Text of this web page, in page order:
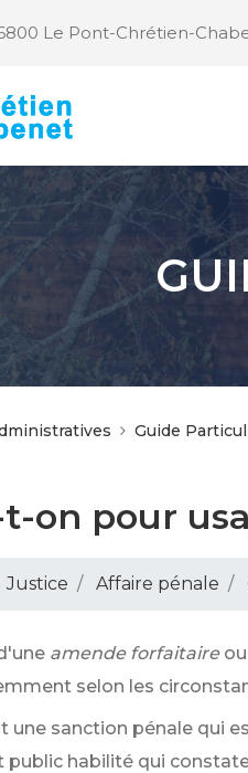
Le Pont-Chrétien-
Guide
on pour
Justice Affaire pénale
amende forfaitaire
selon les
une sanction pénale qui
public habilité qui